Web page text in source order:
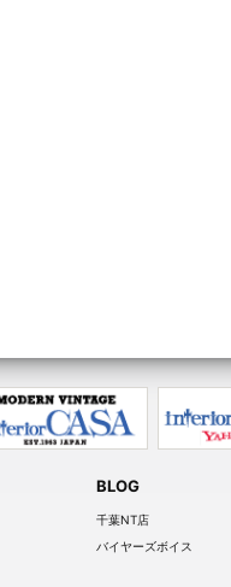
BLOG
千葉NT店
バイヤーズボイス